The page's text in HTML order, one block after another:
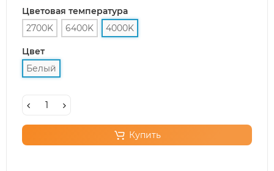
Цветовая температура
2700K
6400K 4000K
Цвет
Белый
Купить